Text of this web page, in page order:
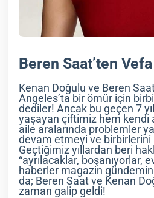
Beren Saat’ten
Kenan Doğulu ve Beren
Angeles’ta bir ömür için
dediler! Ancak bu geçen 7
yaşayan çiftimiz hem kendi
aile aralarında problemler
devam etmeyi ve birbirlerini
Geçtiğimiz yıllardan beri
“ayrılacaklar, boşanıyorlar,
haberler magazin
da; Beren Saat ve Kenan
zaman galip geldi!